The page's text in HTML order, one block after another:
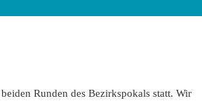
Runden des Bezirkspokals statt. Wir